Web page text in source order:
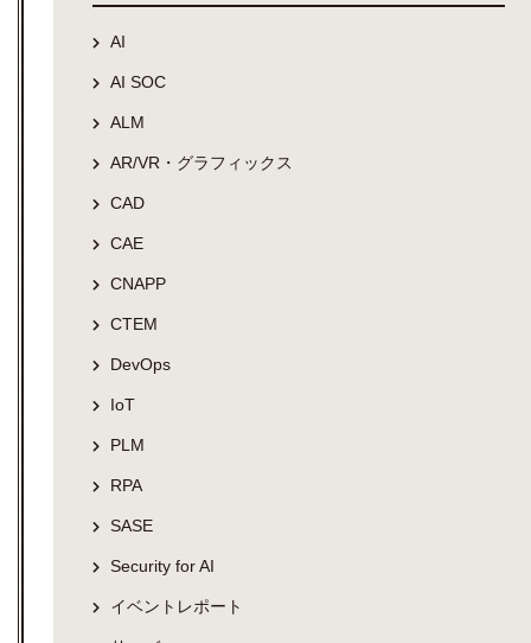
AI
AI SOC
ALM
AR/VR・グラフィックス
CAD
CAE
CNAPP
CTEM
DevOps
IoT
PLM
RPA
SASE
Security for AI
イベントレポート